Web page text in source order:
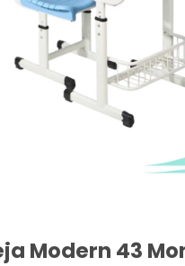
Modern 43